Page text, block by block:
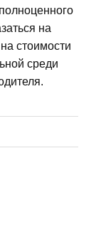
на
стоимости
среди